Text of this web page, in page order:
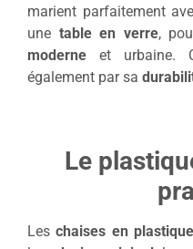
marient parfaitement
une table en verre,
moderne et urbaine.
également par sa
Le
Leschaises en plastique